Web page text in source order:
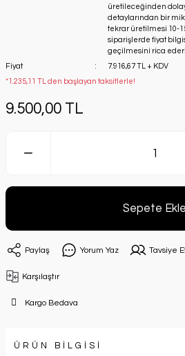
üretileceğinden
detaylarından bir
tekrar üretilmesi 10-
siparişlerde fiyat
geçilmesini rica
Fiyat
7.916,67 TL + KDV
*1.235,11 TL den başlayan taksitlerle!
9.500,00 TL
Sepete Ekle
Paylaş Yorum Yaz Tavsiye
Karşılaştır
Kargo Bedava
ÜRÜN BİLGİSİ